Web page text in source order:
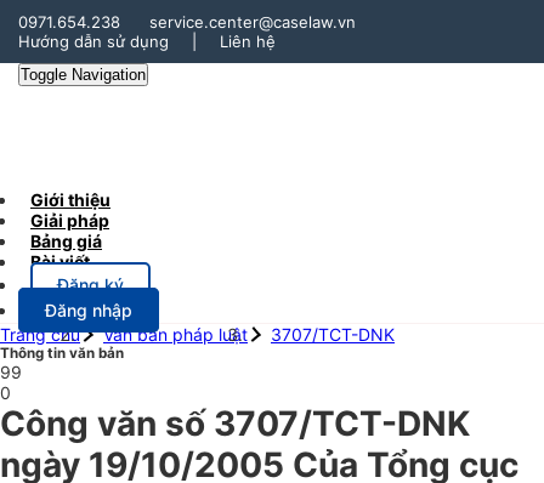
0971.654.238
service.center@caselaw.vn
Hướng dẫn sử dụng
Liên hệ
Toggle Navigation
Giới thiệu
Giải pháp
Bảng giá
Bài viết
Đăng ký
Đăng nhập
Trang chủ
Văn bản pháp luật 3707/TCT-DNK
Thông tin văn bản
99
0
Công văn số 3707/TCT-DNK
ngày 19/10/2005 Của Tổng cục